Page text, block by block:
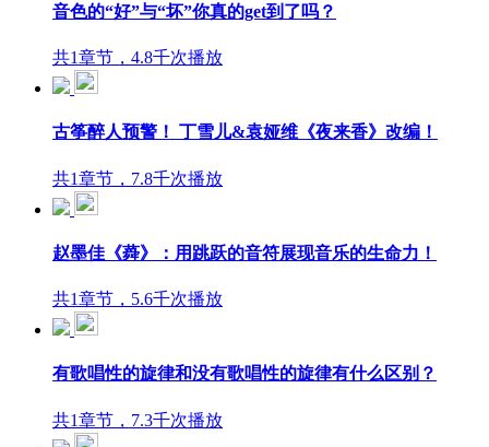
音色的“好”与“坏”你真的get到了吗？
共1章节，4.8千次播放
古筝醉人预警！ 丁雪儿&袁娅维《夜来香》改编！
共1章节，7.8千次播放
赵墨佳《蕣》：用跳跃的音符展现音乐的生命力！
共1章节，5.6千次播放
有歌唱性的旋律和没有歌唱性的旋律有什么区别？
共1章节，7.3千次播放